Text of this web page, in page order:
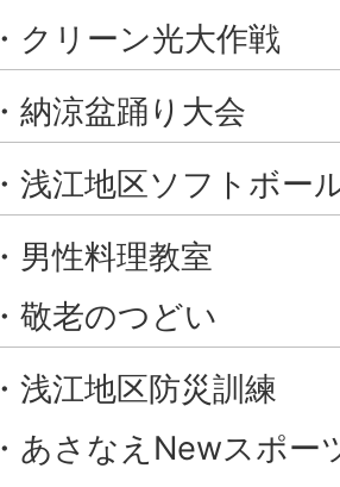
・クリーン光大作戦
・納涼盆踊り大会
・浅江地区ソフトボー
・男性料理教室
・敬老のつどい
・浅江地区防災訓練
・あさなえNewスポー